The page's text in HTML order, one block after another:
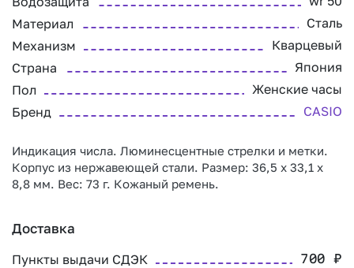
Материал
Сталь
Механизм
Кварцевый
Страна
Япония
Пол
Женские часы
Бренд
CASIO
Индикация числа. Люминесцентные стрелки и метки.
Корпус из нержавеющей стали. Размер: 36,5 x 33,1 x
8,8 мм. Вес: 73 г. Кожаный ремень.
Доставка
Пункты выдачи СДЭК 700₽